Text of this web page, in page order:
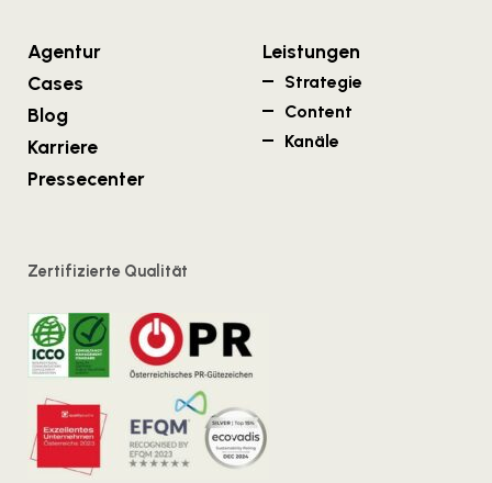
Agentur
Cases
Blog
Karriere
Pressecenter
Leistungen
Strategie
Content
Kanäle
Zertifizierte Qualität